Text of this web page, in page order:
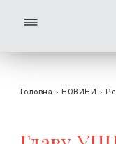
Головна › НОВИНИ ›